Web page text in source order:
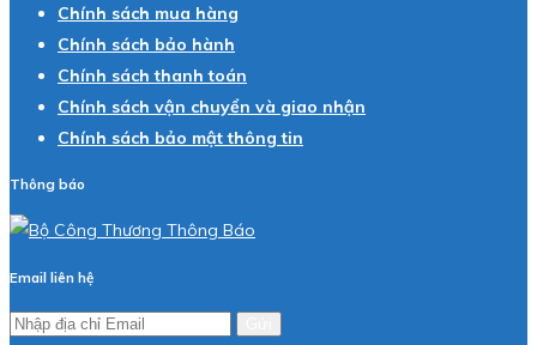
Chính sách mua hàng
Chính sách bảo hành
Chính sách thanh toán
Chính sách vận chuyển và giao nhận
Chính sách bảo mật thông tin
Thông báo
Email liên hệ